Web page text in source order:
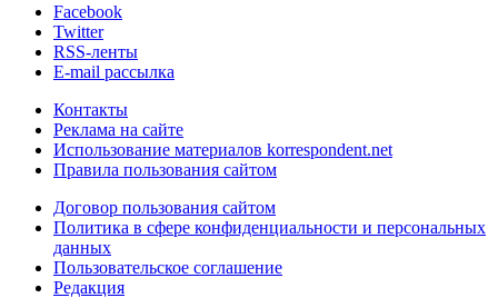
Facebook
Twitter
RSS-ленты
E-mail рассылка
Контакты
Реклама на сайте
Использование материалов korrespondent.net
Правила пользования сайтом
Договор пользования сайтом
Политика в сфере конфиденциальности и персональных
данных
Пользовательское соглашение
Редакция